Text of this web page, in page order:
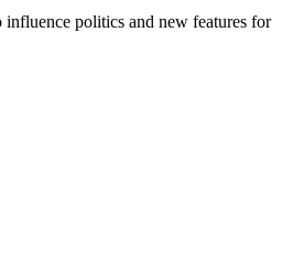
politics and new features for